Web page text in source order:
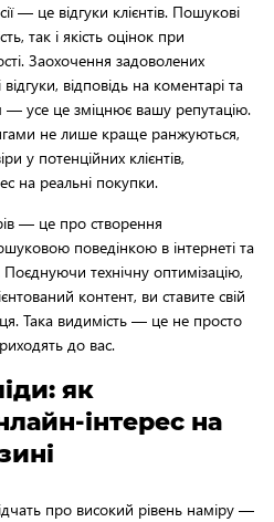
— це відгуки клієнтів. Пошукові
так і якість оцінок при
Заохочення задоволених
відповідь на коментарі та
— усе це зміцнює вашу репутацію.
не лише краще ранжуються,
у потенційних клієнтів,
на реальні покупки.
— це про створення
поведінкою в інтернеті та
технічну оптимізацію,
контент, ви ставите свій
Така видимість — це не просто
до вас.
як
інтерес на
про високий рівень наміру —